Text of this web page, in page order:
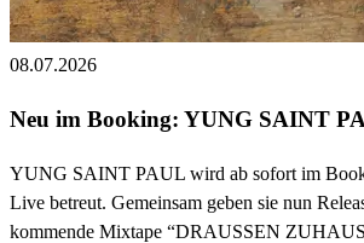
08.07.2026
Neu im Booking: YUNG SAINT
YUNG SAINT PAUL wird ab sofort im
Live betreut. Gemeinsam geben sie nun
kommende Mixtape “DRAUSSEN